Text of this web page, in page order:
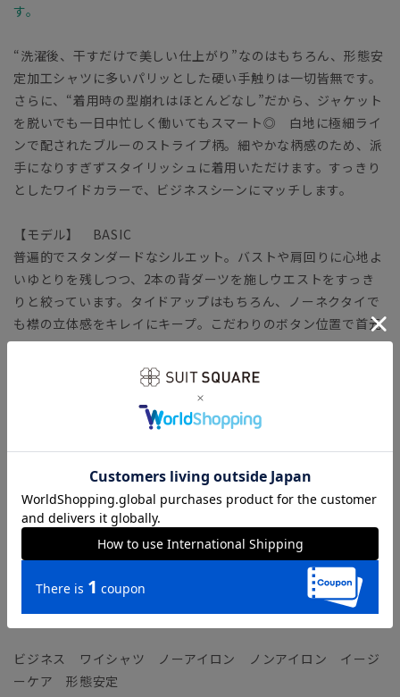
す。
“洗濯後、干すだけで美しい仕上がり”なのはもちろん、形態安
定加工シャツに多いパリッとした硬い手触りは一切皆無です。
さらに、“着用時の型崩れはほとんどなし”だから、ジャケット
を脱いでも一日中忙しく働いてもスマート◎ 白地に極細ライ
ンで配されたブルーのストライプ柄。細やかな柄感のため、派
手になりすぎずスタイリッシュに着用いただけます。すっきり
としたワイドカラーで、ビジネスシーンにマッチします。
【モデル】 BASIC
普遍的でスタンダードなシルエット。バストや肩回りに心地よ
いゆとりを残しつつ、2本の背ダーツを施しウエストをすっき
りと絞っています。タイドアップはもちろん、ノーネクタイで
も襟の立体感をキレイにキープ。こだわりのボタン位置で首元
をすっきり見せます。
コットン本来の風合いや機能性をキープしつつ、ポリエステル
をブレンドして強度を高めています。
NON IRON（ノンアイロン）／言葉通り“アイロン掛けが不
要”な、画期的な『NON IRON』ドレスシャツです。
◆スーツに合うワイシャツおすすめ12選｜おしゃれ＆失敗しな
いシャツの選び方
ビジネス ワイシャツ ノーアイロン ノンアイロン イージ
ーケア 形態安定